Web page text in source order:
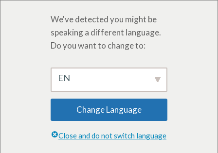
We've detected you might be
speaking a different language.
Do you want to change to:
EN
Change Language
Close and do not switch language